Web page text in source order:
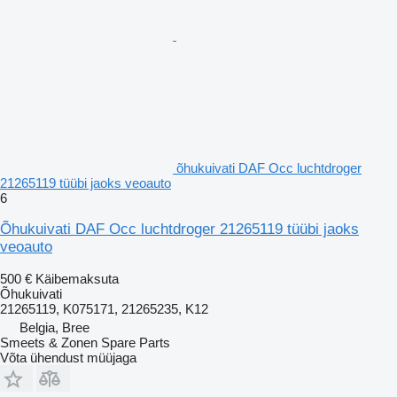
õhukuivati DAF Occ luchtdroger
21265119 tüübi jaoks veoauto
6
Õhukuivati DAF Occ luchtdroger 21265119 tüübi jaoks
veoauto
500 € Käibemaksuta
Õhukuivati
21265119, K075171, 21265235, K12
Belgia, Bree
Smeets & Zonen Spare Parts
Võta ühendust müüjaga